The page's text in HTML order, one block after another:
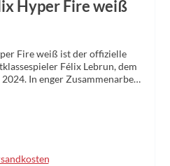
Hyper Fire weiß
Fire weiß ist der offizielle
Félix Lebrun, dem
In enger Zusammenarbeit
Tischtennis bietet
Kombination aus